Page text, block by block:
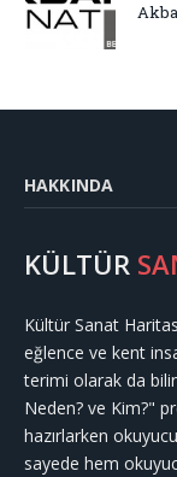
HAKKINDA
KÜLTÜR
Kültür Sanat
eğlence ve kent
terimi olarak da
Neden? ve Kim?"
hazırlarken
sayede hem